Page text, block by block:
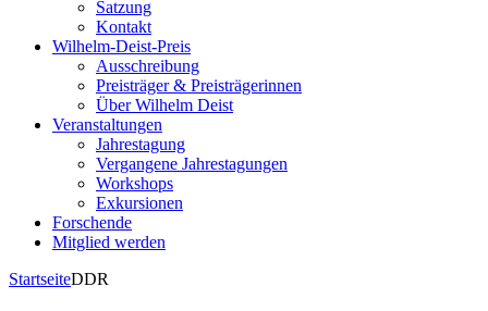
Satzung
Kontakt
Wilhelm-Deist-Preis
Ausschreibung
Preisträger & Preisträgerinnen
Über Wilhelm Deist
Veranstaltungen
Jahrestagung
Vergangene Jahrestagungen
Workshops
Exkursionen
Forschende
Mitglied werden
StartseiteDDR